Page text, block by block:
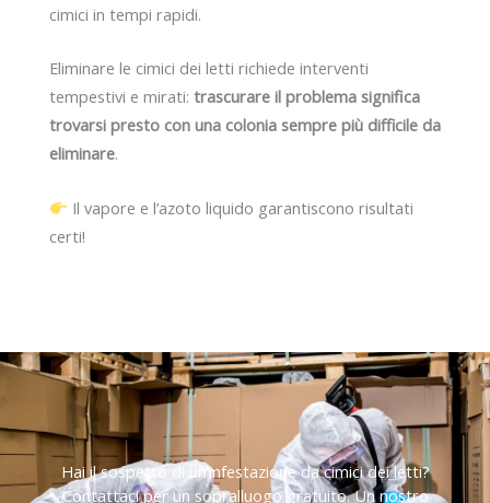
cimici in tempi rapidi.
Eliminare le cimici dei letti richiede interventi
tempestivi e mirati: trascurare il problema significa
trovarsi presto con una colonia sempre più difficile da
eliminare.
Il vapore e l’azoto liquido garantiscono risultati
certi!
Hai il sospetto di un’infestazione da cimici dei letti?
Contattaci per un sopralluogo gratuito. Un nostro